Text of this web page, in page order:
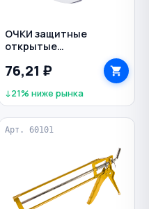
ОЧКИ защитные
открытые
прозрачные Люцерна
76,21 ₽
↓21% ниже рынка
Арт. 60101